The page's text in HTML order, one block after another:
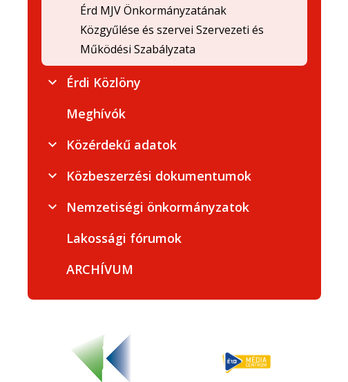
Érd MJV Önkormányzatának
Közgyűlése és szervei Szervezeti és
Működési Szabályzata
Érdi Közlöny
Meghívók
Közérdekű adatok
Közbeszerzési dokumentumok
Nemzetiségi önkormányzatok
Lakossági fórumok
ARCHÍVUM